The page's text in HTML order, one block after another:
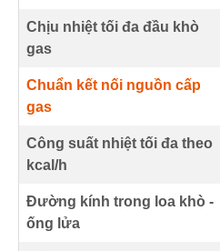
Chịu nhiệt tối đa đầu khò
gas
Chuẩn kết nối nguồn cấp
gas
Công suất nhiệt tối đa theo
kcal/h
Đường kính trong loa khò -
ống lửa